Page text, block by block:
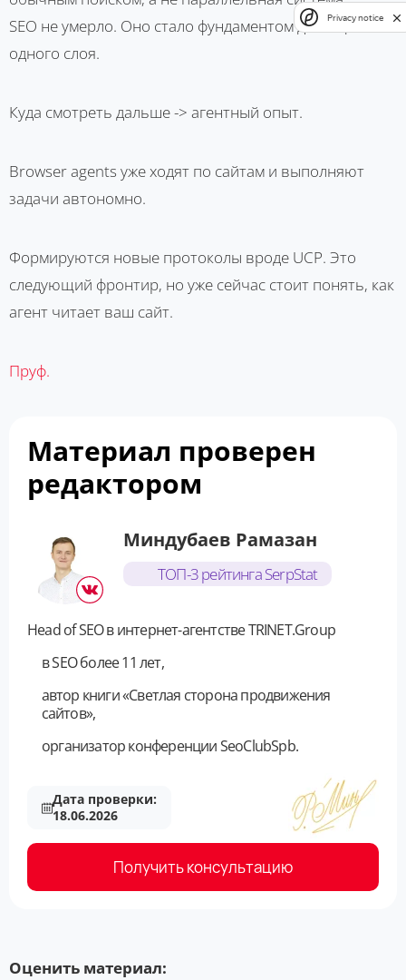
SEO не умерло. Оно стало фундаментом для ещё
одного слоя.
Куда смотреть дальше -> агентный опыт.
Browser agents уже ходят по сайтам и выполняют
задачи автономно.
Формируются новые протоколы вроде UCP. Это
следующий фронтир, но уже сейчас стоит понять, как
агент читает ваш сайт.
Пруф.
Материал проверен
редактором
Миндубаев Рамазан
ТОП-3 рейтинга SerpStat
Head of SEO в интернет-агентстве TRINET.Group
в SEO более 11 лет,
автор книги «Светлая сторона продвижения
сайтов»,
организатор конференции SeoClubSpb.
Дата проверки:
18.06.2026
Получить консультацию
Оценить материал:
Privacy notice